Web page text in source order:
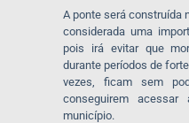
A ponte será construída
considerada uma
pois irá evitar que
durante períodos de
vezes, ficam sem
conseguirem
município.